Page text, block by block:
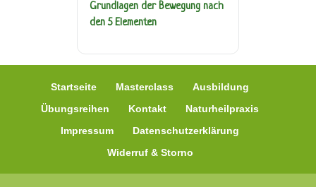
Grundlagen der Bewegung nach
den 5 Elementen
Startseite Masterclass
Ausbildung
Übungsreihen
Kontakt
Naturheilpraxis
Impressum
Datenschutzerklärung
Widerruf & Storno